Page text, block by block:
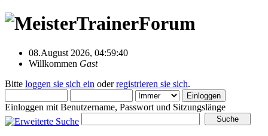
08.August 2026, 04:59:40
Willkommen Gast
Bitte loggen sie sich ein oderregistrieren sie sich.
Einloggen mit Benutzername, Passwort und Sitzungslänge